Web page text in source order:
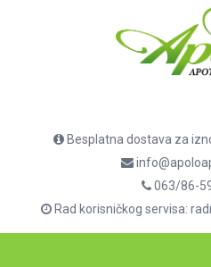
Besplatna dostava za
063/86-
Rad korisničkog servisa: